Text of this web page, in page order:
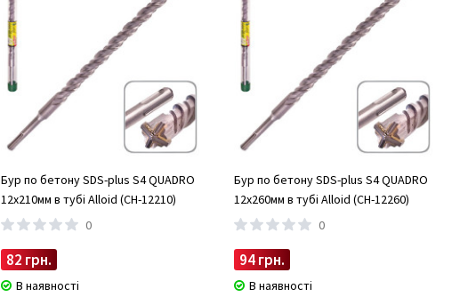
Бур по бетону SDS-plus S4 QUADRO
12x210мм в тубі Alloid (CH-12210)
0
82 грн.
В наявності
Бур по бетону SDS-plus S4 QUADRO
12x260мм в тубі Alloid (CH-12260)
0
94 грн.
В наявності